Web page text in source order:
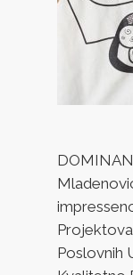
Poslovnih